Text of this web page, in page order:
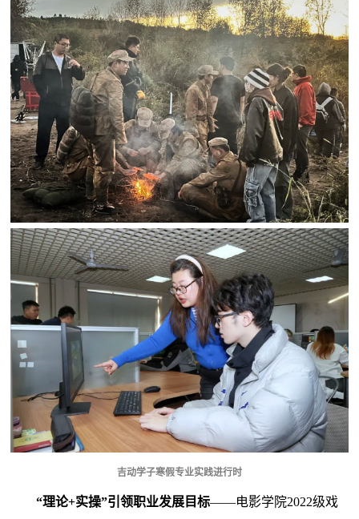
吉动学子寒假专业实践进行时
“理论+实操”引领职业发展目标——电影学院2022级戏